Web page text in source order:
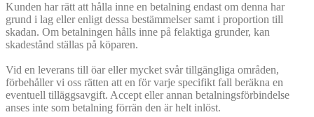
Kunden har rätt att hålla inne en betalning endast om denna har
grund i lag eller enligt dessa bestämmelser samt i proportion till
skadan. Om betalningen hålls inne på felaktiga grunder, kan
skadestånd ställas på köparen.
Vid en leverans till öar eller mycket svår tillgängliga områden,
förbehåller vi oss rätten att en för varje specifikt fall beräkna en
eventuell tilläggsavgift. Accept eller annan betalningsförbindelse
anses inte som betalning förrän den är helt inlöst.